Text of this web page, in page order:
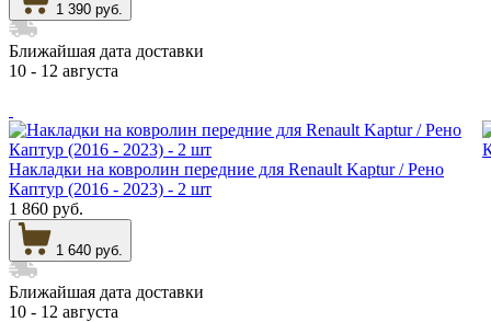
1 390 руб.
Ближайшая дата доставки
10 - 12 августа
Накладки на ковролин передние для Renault Kaptur / Рено
Каптур (2016 - 2023) - 2 шт
1 860 руб.
1 640 руб.
Ближайшая дата доставки
10 - 12 августа